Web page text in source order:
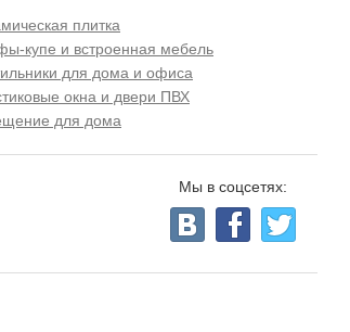
плитка
купе и встроенная мебель
для дома и офиса
окна и двери ПВХ
для дома
Мы в соцсетях: